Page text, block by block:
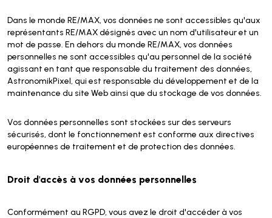
Dans le monde RE/MAX, vos données ne sont accessibles qu'aux
représentants RE/MAX désignés avec un nom d'utilisateur et un
mot de passe. En dehors du monde RE/MAX, vos données
personnelles ne sont accessibles qu'au personnel de la société
agissant en tant que responsable du traitement des données,
AstronomikPixel, qui est responsable du développement et de la
maintenance du site Web ainsi que du stockage de vos données.
Vos données personnelles sont stockées sur des serveurs
sécurisés, dont le fonctionnement est conforme aux directives
européennes de traitement et de protection des données.
Droit d'accès à vos données personnelles
Conformément au RGPD, vous avez le droit d'accéder à vos